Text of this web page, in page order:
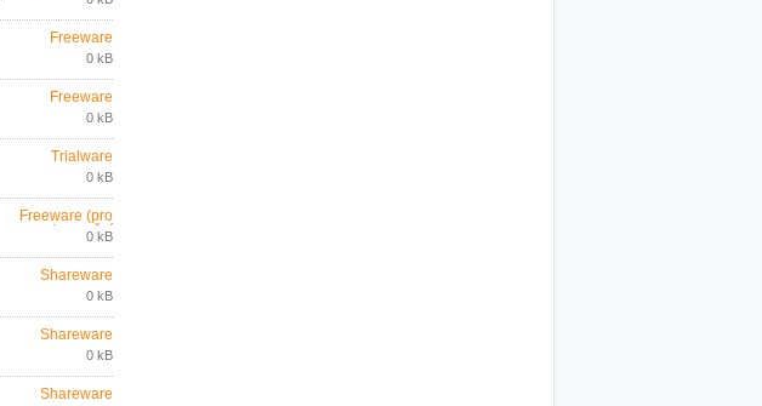
Freeware
0 kB
Freeware
0 kB
Trialware
0 kB
Freeware (pro
nekomerční
účely)
0 kB
Shareware
0 kB
Shareware
0 kB
Shareware